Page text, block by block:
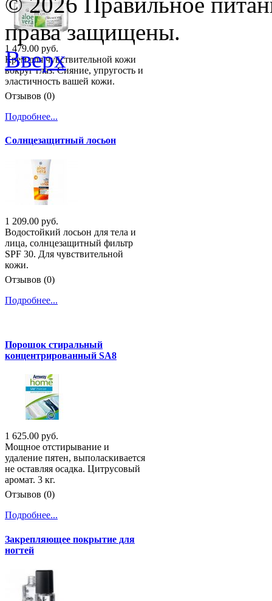
1 479.00 руб.
Крем для чувствительной кожи
вокруг глаз. Сияние, упругость и
эластичность вашей кожи.
Отзывов (0)
Подробнее...
Солнцезащитный лосьон
1 209.00 руб.
Водостойкий лосьон для тела и
лица, солнцезащитный фильтр
SPF 30. Для чувствительной
кожи.
Отзывов (0)
Подробнее...
Порошок стиральный
концентрированный SA8
1 625.00 руб.
Мощное отстирывание и
удаление пятен, выполаскивается
не оставляя осадка. Цитрусовый
аромат. 3 кг.
Отзывов (0)
Подробнее...
Закрепляющее покрытие для
ногтей
права защищены.
Вверх